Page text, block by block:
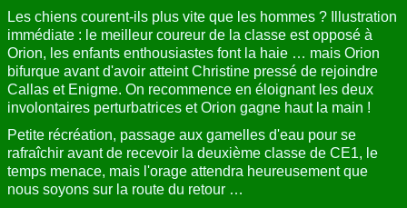
Les chiens courent-ils plus vite que les hommes ? Illustration
immédiate : le meilleur coureur de la classe est opposé à
Orion, les enfants enthousiastes font la haie … mais Orion
bifurque avant d'avoir atteint Christine pressé de rejoindre
Callas et Enigme. On recommence en éloignant les deux
involontaires perturbatrices et Orion gagne haut la main !
Petite récréation, passage aux gamelles d'eau pour se
rafraîchir avant de recevoir la deuxième classe de CE1, le
temps menace, mais l'orage attendra heureusement que
nous soyons sur la route du retour …